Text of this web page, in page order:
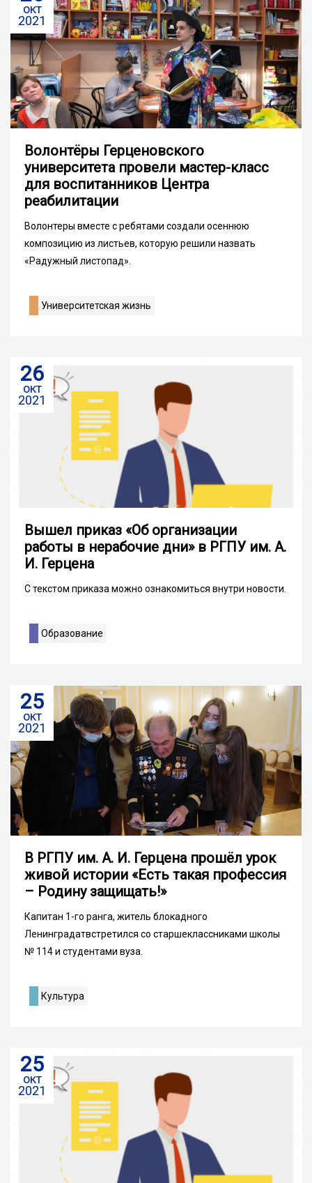
окт
2021
Волонтёры Герценовского
университета провели мастер-класс
для воспитанников Центра
реабилитации
Волонтеры вместе с ребятами создали осеннюю
композицию из листьев, которую решили назвать
«Радужный листопад».
Университетская жизнь
26
окт
2021
Вышел приказ «Об организации
работы в нерабочие дни» в РГПУ им. А.
И. Герцена
С текстом приказа можно ознакомиться внутри новости.
Образование
25
окт
2021
В РГПУ им. А. И. Герцена прошёл урок
живой истории «Есть такая профессия
– Родину защищать!»
Капитан 1-го ранга, житель блокадного
Ленинградатвстретился со старшеклассниками школы
№ 114 и студентами вуза.
Культура
25
окт
2021